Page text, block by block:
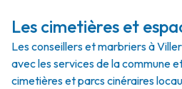
Les cimetières et
Les conseillers et marbriers à
avec les services de la commune
cimetières et parcs cinéraires